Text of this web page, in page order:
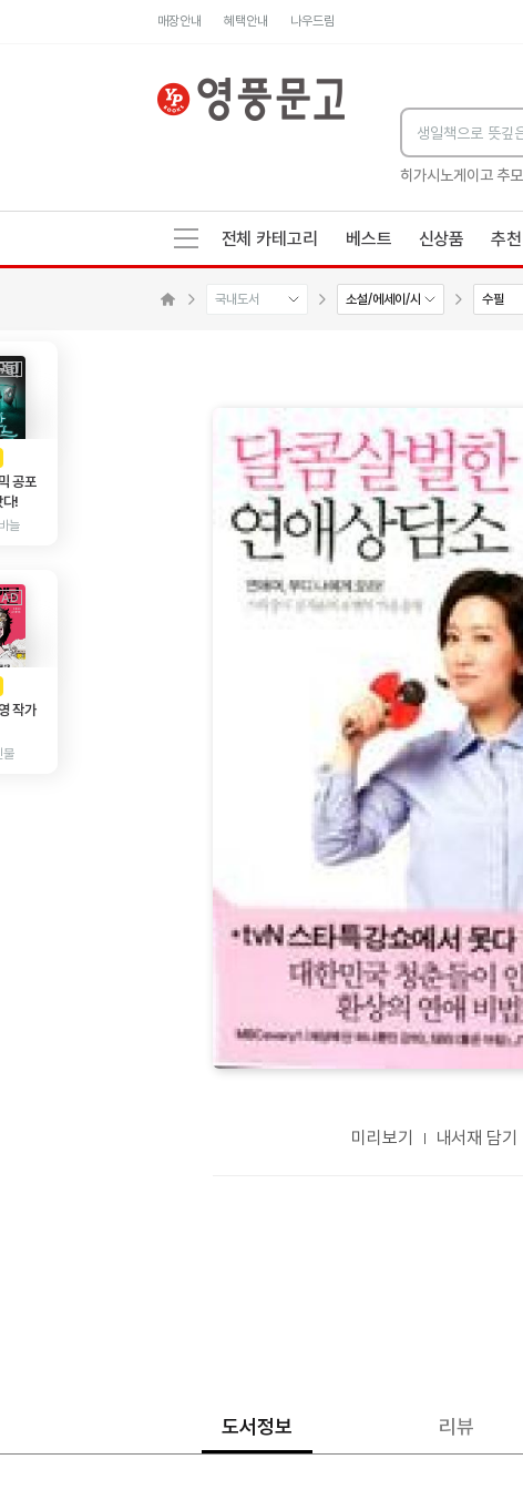
매장안내 혜택안내 나우드림
히가시노게이고 추모
전체 카테고리 베스트 신상품 추천
국내도서 소설/에세이/시 수필
AD
공포
다!
늘
AD
작가
물
미리보기 내서재 담기
도서정보 리뷰